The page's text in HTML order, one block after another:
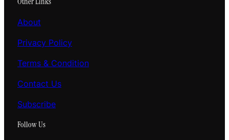
About
Privacy Policy
Terms & Condition
Contact Us
Subscribe
Follow Us